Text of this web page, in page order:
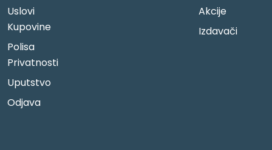
Uslovi
Kupovine
Polisa
Privatnosti
Uputstvo
Odjava
Akcije
Izdavači